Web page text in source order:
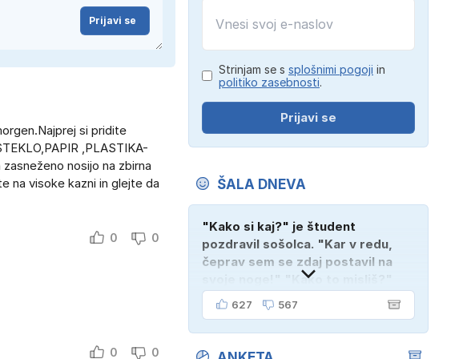
Prijavi se
si pridite
,PLASTIKA-
nosijo na zbirna
na visoke kazni in glejte da
0 0
0 0
Strinjam se s splošnimi pogoji in
politiko zasebnosti.
Prijavi se
ŠALA DNEVA
"Kako si kaj?" je študent
pozdravil sošolca. "Kar v redu,
čeprav sem se zdaj postavil na
svoje noge!" "Kako to misliš?"
"Oče mi je vzel avto!"
627 567